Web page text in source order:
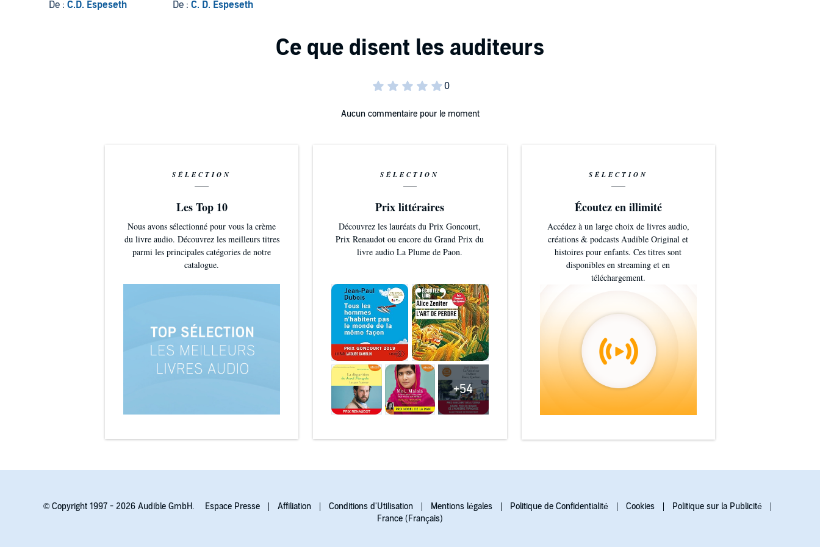
De : C.D. Espeseth
De : C. D. Espeseth
Aucun commentaire pour le moment
SÉLECTION
Les Top 10
Nous avons sélectionné pour vous la crème
du livre audio. Découvrez les meilleurs titres
parmi les principales catégories de notre
catalogue.
SÉLECTION
Prix littéraires
Découvrez les lauréats du Prix Goncourt,
Prix Renaudot ou encore du Grand Prix du
livre audio La Plume de Paon.
+54
SÉLECTION
Écoutez en illimité
Accédez à un large choix de livres audio,
créations & podcasts Audible Original et
histoires pour enfants. Ces titres sont
disponibles en streaming et en
téléchargement.
© Copyright 1997 - 2026 Audible GmbH. Espace Presse Affiliation Conditions d'Utilisation Mentions légales Politique de Confidentialité Cookies
Politique sur la Publicité
France (Français)